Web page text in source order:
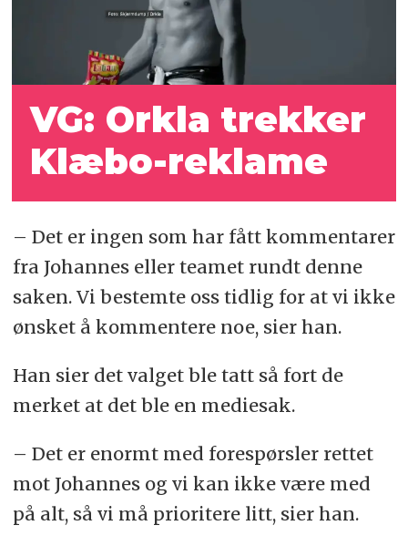
VG: Orkla trekker
Klæbo-reklame
– Det er ingen som har fått kommentarer
fra Johannes eller teamet rundt denne
saken. Vi bestemte oss tidlig for at vi ikke
ønsket å kommentere noe, sier han.
Han sier det valget ble tatt så fort de
merket at det ble en mediesak.
– Det er enormt med forespørsler rettet
mot Johannes og vi kan ikke være med
på alt, så vi må prioritere litt, sier han.